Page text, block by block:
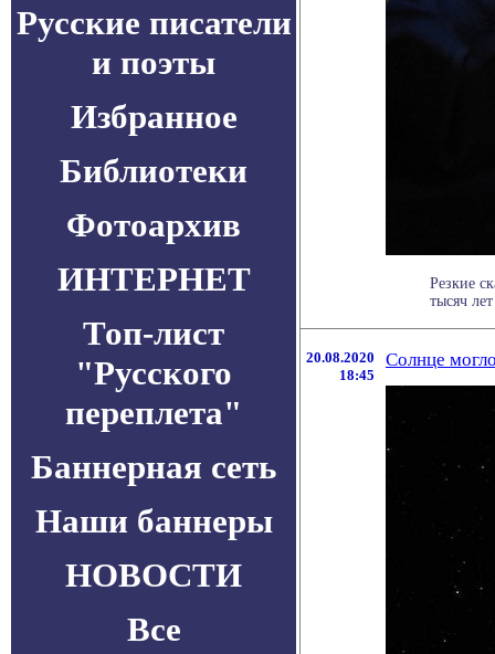
Русские писатели
и поэты
Избранное
Библиотеки
Фотоархив
ИНТЕРНЕТ
Топ-лист
"Русского
переплета"
Баннерная сеть
Наши баннеры
НОВОСТИ
Все
Резкие
тысяч
20.08.2020
18:45
Солнце